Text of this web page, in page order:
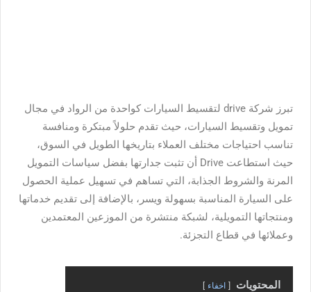
تبرز شركة drive لتقسيط السيارات كواحدة من الرواد في مجال
تمويل وتقسيط السيارات، حيث تقدم حلولاً مبتكرة ومنافسة
تناسب احتياجات مختلف العملاء بتاريخها الطويل في السوق،
حيث استطاعت Drive أن تثبت جدارتها بفضل سياسات التمويل
المرنة والشروط الجذابة، التي تساهم في تسهيل عملية الحصول
على السيارة المناسبة بسهولة ويسر، بالإضافة إلى تقديم خدماتها
ومنتجاتها التمويلية، لشبكة منتشرة من الموزعين المعتمدين
وعملائها في قطاع التجزئة.
المحتويات اخفاء